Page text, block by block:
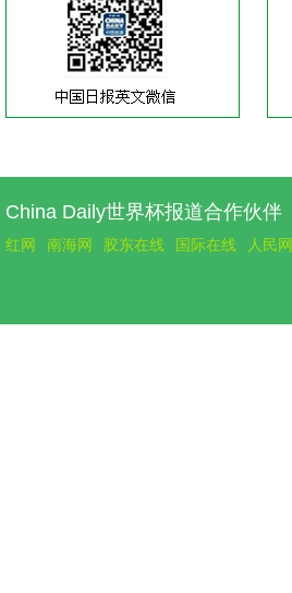
China Daily世界杯报道合作伙伴
红网 南海网 胶东在线 国际在线 人民网